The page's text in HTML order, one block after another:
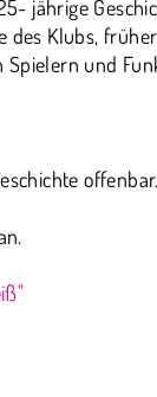
jährige
Klubs,
und